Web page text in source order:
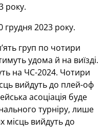
року.
2023 року.
груп по чотири
удома й на виїзді.
на ЧС-2024. Чотири
вийдуть до плей-оф
асоціація буде
турніру, лише
місць вийдуть до